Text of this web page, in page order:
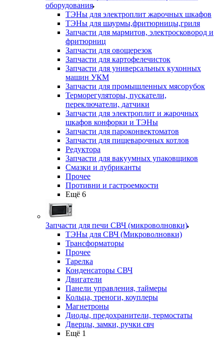
оборудования
ТЭНы для электроплит жарочных шкафов
ТЭНы для шаурмы,фритюрницы,гриля
Запчасти для мармитов, электросковород и
фритюрниц
Запчасти для овощерезок
Запчасти для картофелечисток
Запчасти для универсальных кухонных
машин УКМ
Запчасти для промышленных мясорубок
Терморегуляторы, пускатели,
переключатели, датчики
Запчасти для электроплит и жарочных
шкафов конфорки и ТЭНы
Запчасти для пароконвектоматов
Запчасти для пищеварочных котлов
Редуктора
Запчасти для вакуумных упаковщиков
Смазки и лубриканты
Прочее
Противни и гастроемкости
Ещё 6
Запчасти для печи СВЧ (микроволновки)
ТЭНы для СВЧ (Микроволновки)
Трансформаторы
Прочее
Тарелка
Конденсаторы СВЧ
Двигатели
Панели управления, таймеры
Кольца, треноги, коуплеры
Магнетроны
Диоды, предохранители, термостаты
Дверцы, замки, ручки свч
Ещё 1